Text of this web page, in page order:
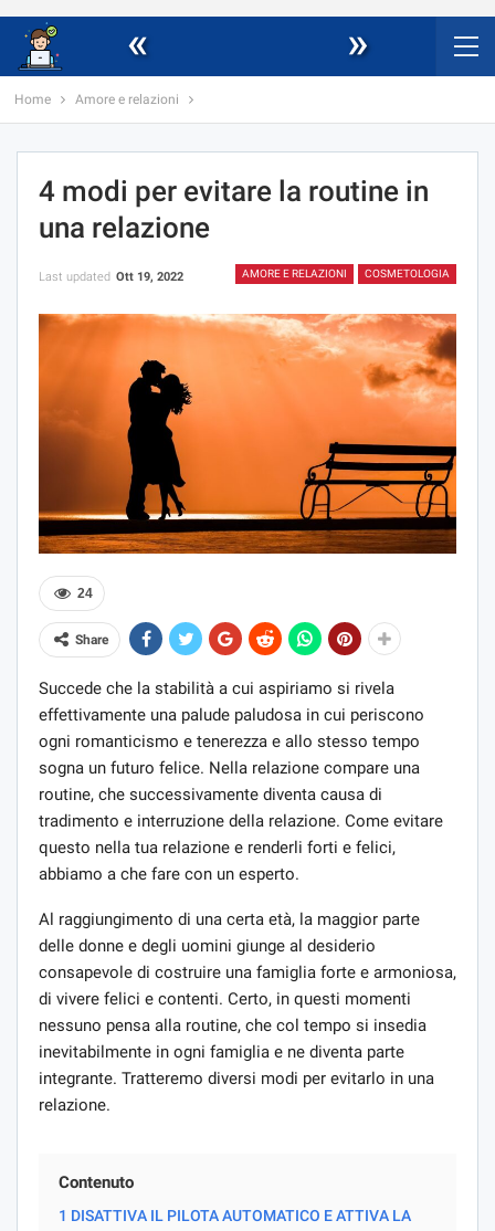
« »
Home Amore e relazioni
4 modi per evitare la routine in
una relazione
AMORE E RELAZIONI COSMETOLOGIA
Last updated Ott 19, 2022
24
Share
Succede che la stabilità a cui aspiriamo si rivela
effettivamente una palude paludosa in cui periscono
ogni romanticismo e tenerezza e allo stesso tempo
sogna un futuro felice. Nella relazione compare una
routine, che successivamente diventa causa di
tradimento e interruzione della relazione. Come evitare
questo nella tua relazione e renderli forti e felici,
abbiamo a che fare con un esperto.
Al raggiungimento di una certa età, la maggior parte
delle donne e degli uomini giunge al desiderio
consapevole di costruire una famiglia forte e armoniosa,
di vivere felici e contenti. Certo, in questi momenti
nessuno pensa alla routine, che col tempo si insedia
inevitabilmente in ogni famiglia e ne diventa parte
integrante. Tratteremo diversi modi per evitarlo in una
relazione.
Contenuto
1 DISATTIVA IL PILOTA AUTOMATICO E ATTIVA LA